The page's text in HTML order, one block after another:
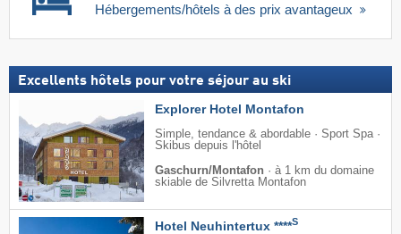
Hébergements/hôtels à des prix avantageux
Excellents hôtels pour votre séjour au ski
Explorer Hotel Montafon
Simple, tendance & abordable · Sport Spa ·
Skibus depuis l'hôtel
Gaschurn/Montafon · à 1 km du domaine
skiable de Silvretta Montafon
Hotel Neuhintertux ****S